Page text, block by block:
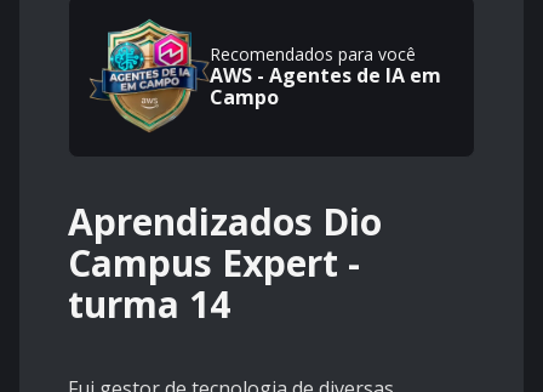
Recomendados para você
AWS - Agentes de IA em
Campo
Aprendizados Dio
Campus Expert -
turma 14